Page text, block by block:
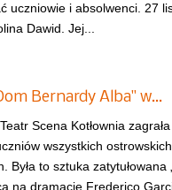
uczniowie i absolwenci. 27
Dawid. Jej...
Bernardy Alba" w…
Scena Kotłownia
wszystkich ostrowskich
Była to sztuka zatytułowana
na dramacie Frederico